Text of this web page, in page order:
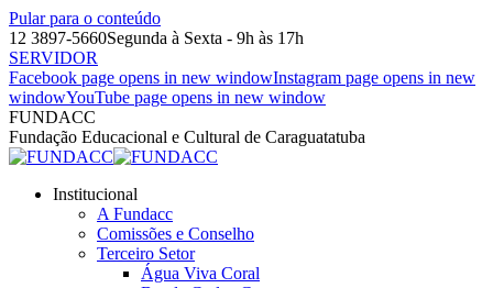
Pular para o conteúdo
12 3897-5660Segunda à Sexta - 9h às 17h
SERVIDOR
Facebook page opens in new windowInstagram page opens in new
windowYouTube page opens in new window
FUNDACC
Fundação Educacional e Cultural de Caraguatatuba
Institucional
A Fundacc
Comissões e Conselho
Terceiro Setor
Água Viva Coral